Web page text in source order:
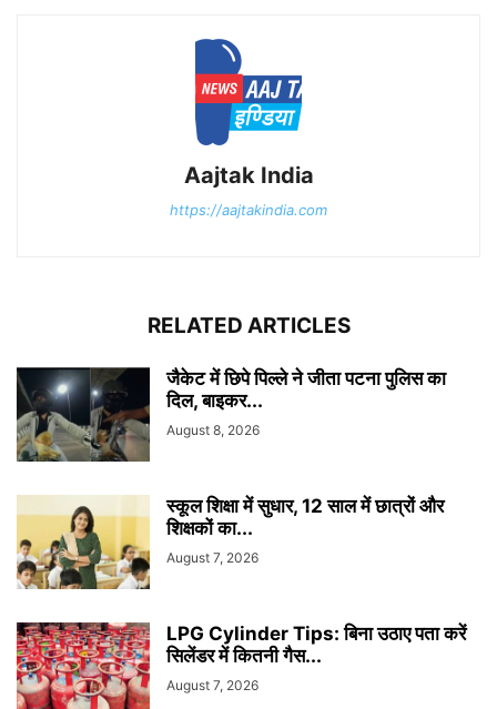
Aajtak India
https://aajtakindia.com
RELATED ARTICLES
जैकेट में छिपे पिल्ले ने जीता पटना पुलिस का
दिल, बाइकर...
August 8, 2026
स्कूल शिक्षा में सुधार, 12 साल में छात्रों और
शिक्षकों का...
August 7, 2026
LPG Cylinder Tips: बिना उठाए पता करें
सिलेंडर में कितनी गैस...
August 7, 2026